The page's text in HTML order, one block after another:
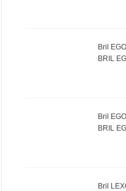
Bril
BRIL
Bril
BRIL
Bril